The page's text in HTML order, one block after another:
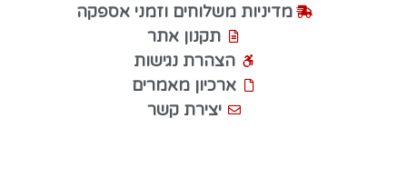
מדיניות משלוחים וזמני אספקה
תקנון אתר
הצהרת נגישות
ארכיון מאמרים
יצירת קשר